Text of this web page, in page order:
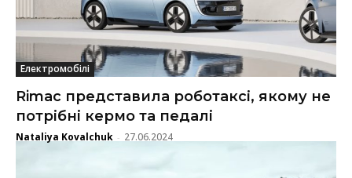
Електромобілі
Rimac представила роботаксі, якому не
потрібні кермо та педалі
Nataliya Kovalchuk - 27.06.2024